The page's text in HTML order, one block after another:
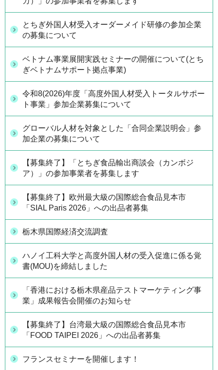
とちぎ外国人材受入オーダーメイド研修の参加企業
の募集について
ベトナム事業展開実践セミナーの開催について(とち
ぎベトナムサポート拠点事業)
令和8(2026)年度「高度外国人材受入トータルサポー
ト事業」参加企業募集について
グローバル人材を対象とした「合同企業説明会」参
加企業の募集について
【募集終了】「とちぎ食品輸出商談会（カンボジ
ア）」の参加事業者を募集します
【募集終了】欧州最大級の国際総合食品見本市
「SIAL Paris 2026」への出品者募集
栃木県国際経済交流調査
ハノイ工科大学と高度外国人材の受入促進に係る覚
書(MOU)を締結しました
「香港における栃木県産品テストマーケティング事
業」成果報告会開催のお知らせ
【募集終了】台湾最大級の国際総合食品見本市
「FOOD TAIPEI 2026」への出品者募集
フランスセミナーを開催します！